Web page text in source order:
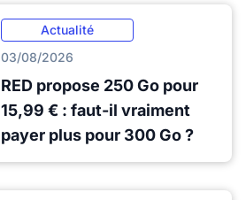
Actualité
03/08/2026
RED propose 250 Go pour
15,99 € : faut-il vraiment
payer plus pour 300 Go ?